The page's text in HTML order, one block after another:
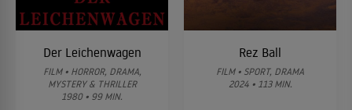
Der Leichenwagen
FILM • HORROR, DRAMA,
MYSTERY & THRILLER
1980 • 99 MIN.
Rez Ball
FILM • SPORT, DRAMA
2024 • 113 MIN.